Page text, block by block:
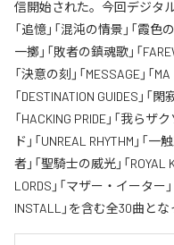
信開始された。今回デジタル
「追憶」「混沌の情景」「霞色
一擲」「敗者の鎮魂歌」「
「決意の刻」「MESSAGE」「
「DESTINATION GUIDES」「閑
「HACKING PRIDE」「我ら
ド」「UNREAL RHYTHM」「
者」「聖騎士の威光」「ROYAL
LORDS」「マザー・イーター
INSTALL」を含む全30曲とな